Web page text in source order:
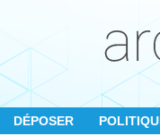
DÉPOSER